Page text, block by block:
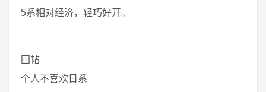
5系相对经济，轻巧好开。
回帖
个人不喜欢日系